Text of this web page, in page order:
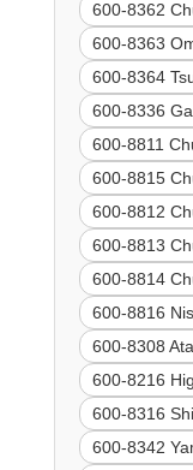
600-8362
600-8363
600-8364
600-8336
600-8811
600-8815
600-8812
600-8813
600-8814
600-8816
600-8308
600-8216
600-8316
600-8342